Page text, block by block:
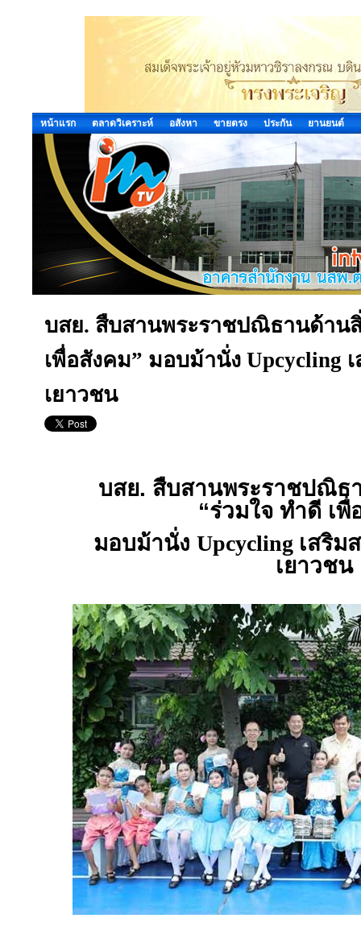
หน้าแรก ตลาดวิเคราะห์ อสังหา ขายตรง ประกัน ยานยนต์
บสย. สืบสานพระราชปณิธานด้าน
เพื่อสังคม” มอบม้านั่ง Upcycling
เยาวชน
บสย. สืบสานพระราชปณิธ
“ร่วมใจ ทำดี เพื่
มอบม้านั่ง Upcycling เสริม
เยาวชน